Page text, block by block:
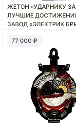
ЖЕТОН «УДАРНИКУ ЗА
ЛУЧШИЕ
ЗАВОД «ЭЛЕКТРИК
77 000 ₽